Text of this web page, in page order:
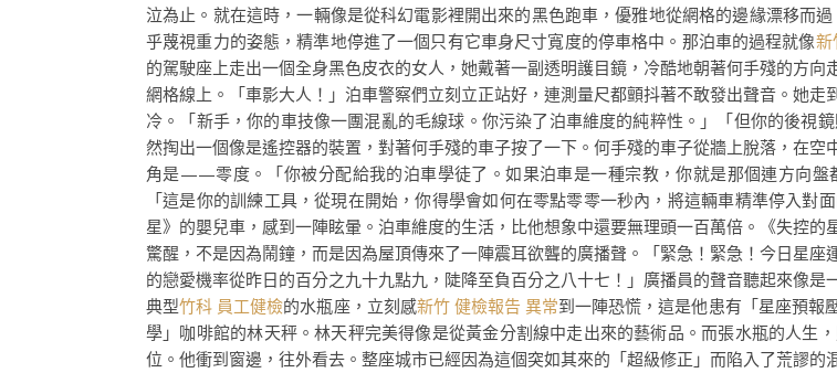
泣為止。就在這時，一輛像是從科幻電影裡開出來的黑色跑車，優雅地從網格的邊緣漂移而
乎蔑視重力的姿態，精準地停進了一個只有它車身尺寸寬度的停車格中。那泊車的過程就像新
的駕駛座上走出一個全身黑色皮衣的女人，她戴著一副透明護目鏡，冷酷地朝著何手殘的方
網格線上。「車影大人！」泊車警察們立刻立正站好，連測量尺都顫抖著不敢發出聲音。她
冷。「新手，你的車技像一團混亂的毛線球。你污染了泊車維度的純粹性。」「但你的後
然掏出一個像是遙控器的裝置，對著何手殘的車子按了一下。何手殘的車子從牆上脫落，在
角是——零度。「你被分配給我的泊車學徒了。如果泊車是一種宗教，你就是那個連方向盤
「這是你的訓練工具，從現在開始，你得學會如何在零點零零一秒內，將這輛車精準停入
星》的嬰兒車，感到一陣眩暈。泊車維度的生活，比他想象中還要無理頭一百萬倍。《失控
驚醒，不是因為鬧鐘，而是因為屋頂傳來了一陣震耳欲聾的廣播聲。「緊急！緊急！今日星
的戀愛機率從昨日的百分之九十九點九，陡降至負百分之八十七！」廣播員的聲音聽起來像
典型竹科 員工健檢的水瓶座，立刻感新竹 健檢報告 異常到一陣恐慌，這是他患有「星座預報
學」咖啡館的林天秤。林天秤完美得像是從黃金分割線中走出來的藝術品。而張水瓶的人生
位。他衝到窗邊，往外看去。整座城市已經因為這個突如其來的「超級修正」而陷入了荒謬